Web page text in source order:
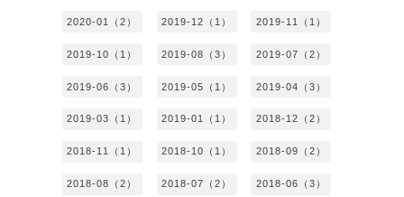
2020-01（2） 2019-12（1） 2019-11（1）
2019-10（1） 2019-08（3） 2019-07（2）
2019-06（3） 2019-05（1） 2019-04（3）
2019-03（1） 2019-01（1） 2018-12（2）
2018-11（1） 2018-10（1） 2018-09（2）
2018-08（2） 2018-07（2） 2018-06（3）